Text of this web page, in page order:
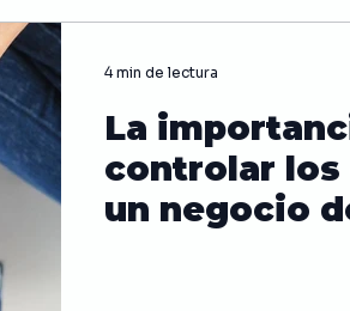
La
controlar los
un negocio
4 min de lectura